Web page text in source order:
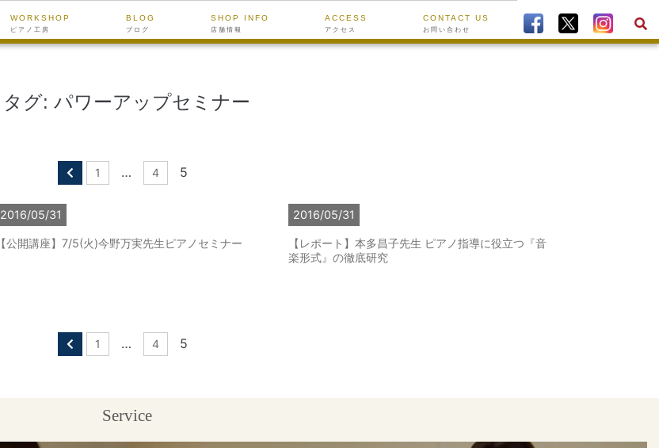
WORKSHOP
ピアノ工房
BLOG
ブログ
SHOP INFO
店舗情報
ACCESS
アクセス
CONTACT US
お問い合わせ
タグ: パワーアップセミナー
1 … 4 5
2016/05/31
【公開講座】7/5(火)今野万実先生ピアノセミナー
2016/05/31
【レポート】本多昌子先生 ピアノ指導に役立つ『音
楽形式』の徹底研究
1 … 4 5
Service